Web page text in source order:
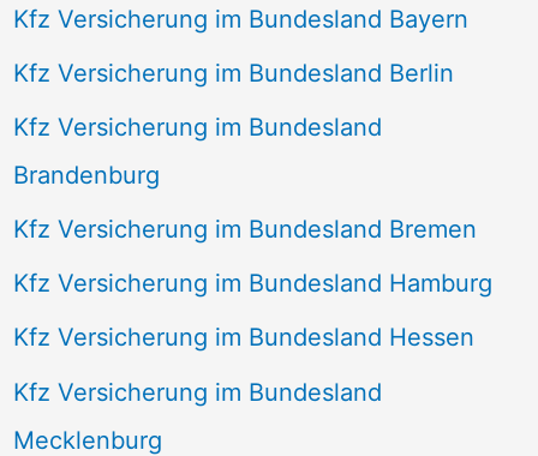
Kfz Versicherung im Bundesland Bayern
Kfz Versicherung im Bundesland Berlin
Kfz Versicherung im Bundesland
Brandenburg
Kfz Versicherung im Bundesland Bremen
Kfz Versicherung im Bundesland Hamburg
Kfz Versicherung im Bundesland Hessen
Kfz Versicherung im Bundesland
Mecklenburg